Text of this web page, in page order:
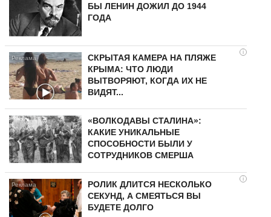
БЫ ЛЕНИН ДОЖИЛ ДО 1944
ГОДА
i
СКРЫТАЯ КАМЕРА НА ПЛЯЖЕ
КРЫМА: ЧТО ЛЮДИ
ВЫТВОРЯЮТ, КОГДА ИХ НЕ
ВИДЯТ...
«ВОЛКОДАВЫ СТАЛИНА»:
КАКИЕ УНИКАЛЬНЫЕ
СПОСОБНОСТИ БЫЛИ У
СОТРУДНИКОВ СМЕРША
i
РОЛИК ДЛИТСЯ НЕСКОЛЬКО
СЕКУНД, А СМЕЯТЬСЯ ВЫ
БУДЕТЕ ДОЛГО